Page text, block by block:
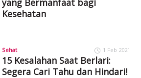
yang Bermanfaat bagi
Kesehatan
Sehat 1 Feb 2021
15 Kesalahan Saat Berlari:
Segera Cari Tahu dan Hindari!